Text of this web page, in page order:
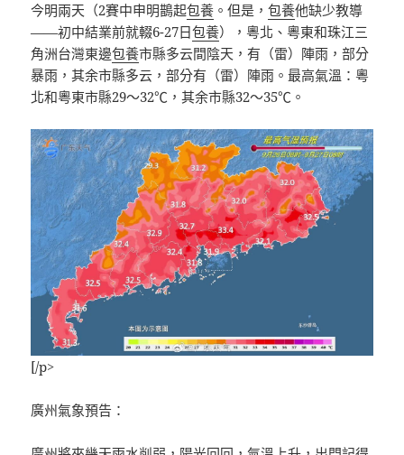
今明兩天（2賽中申明鵲起包養 。但是，包養他缺少教導
——初中結業前就輟6-27日包養），粵北、粵東和珠江三
角洲台灣東邊包養市縣多云間陰天，有（雷）陣雨，部分
暴雨，其余市縣多云，部分有（雷）陣雨。最高氣溫：粵
北和粵東市縣29～32℃，其余市縣32～35℃。
[/p>
廣州氣象預告：